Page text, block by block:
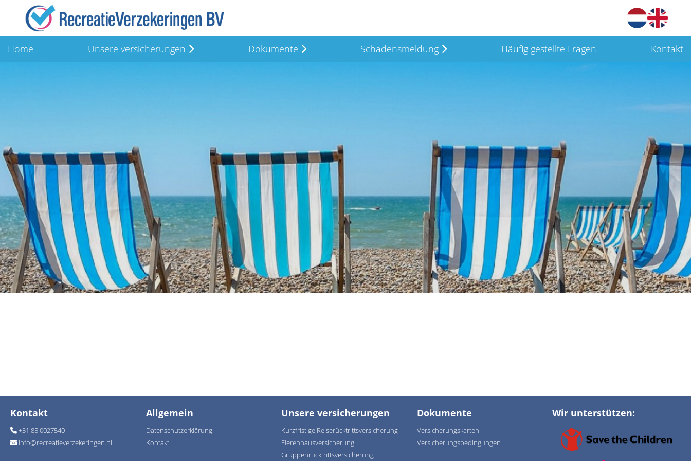
Home Unsere versicherungen Dokumente Schadensmeldung Häufig gestellte Fragen Kontakt
Kontakt
+31 85 0027540
info@recreatieverzekeringen.nl
Allgemein
Datenschutzerklärung
Kontakt
Unsere versicherungen
Kurzfristige Reiserücktrittsversicherung
Fierenhausversicherung
Gruppenrücktrittsversicherung
Dokumente
Versicherungskarten
Versicherungsbedingungen
Wir unterstützen: